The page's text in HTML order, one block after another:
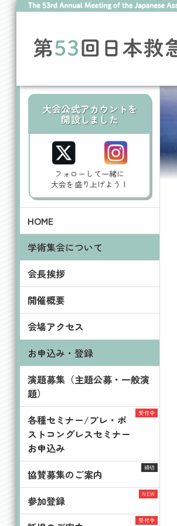
大会公式アカウントを
開設しました
フォローして一緒に
大会を盛り上げよう！
HOME
学術集会について
会長挨拶
開催概要
会場アクセス
お申込み・登録
演題募集（主題公募・一般演
題）
各種セミナー/プレ・ポ
ストコングレスセミナー
お申込み
協賛募集のご案内
参加登録